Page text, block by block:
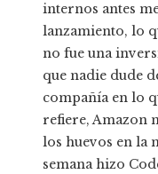
internos antes
lanzamiento, lo
no fue una
que nadie dude
compañía en lo
refiere, Amazon
los huevos en la
semana hizo